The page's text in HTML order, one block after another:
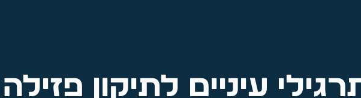
עיניים לתיקון פזילה